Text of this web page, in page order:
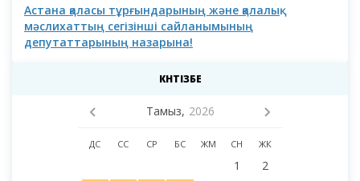
Астана қаласы тұрғындарының және қалалық
мәслихаттың сегізінші сайланымының
депутаттарының назарына!
КҮНТІЗБЕ
Тамыз, 2026
ДС СС СР БС ЖМ СН ЖК
1
2